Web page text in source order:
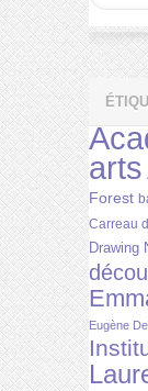
arts
Forest
Carreau
Drawing
Eugène